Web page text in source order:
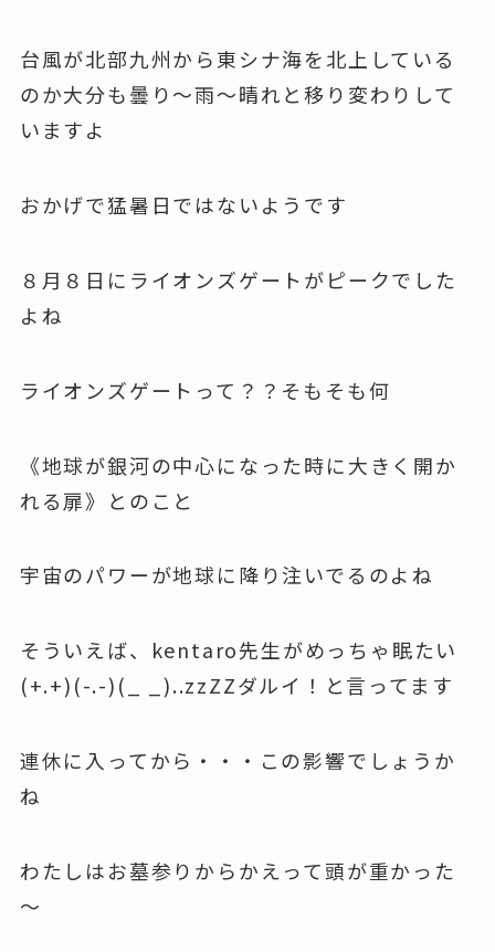
台風が北部九州から東シナ海を北上している
のか大分も曇り～雨～晴れと移り変わりして
いますよ
おかげで猛暑日ではないようです
８月８日にライオンズゲートがピークでした
よね
ライオンズゲートって？？そもそも何
《地球が銀河の中心になった時に大きく開か
れる扉》とのこと
宇宙のパワーが地球に降り注いでるのよね
そういえば、kentaro先生がめっちゃ眠たい
(+.+)(-.-)(_ _)..zzZZダルイ！と言ってます
連休に入ってから・・・この影響でしょうか
ね
わたしはお墓参りからかえって頭が重かった
～